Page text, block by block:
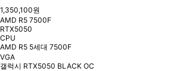
1,350,100원
AMD R5 7500F
RTX5050
CPU
AMD R5 5세대 7500F
VGA
갤럭시 RTX5050 BLACK OC